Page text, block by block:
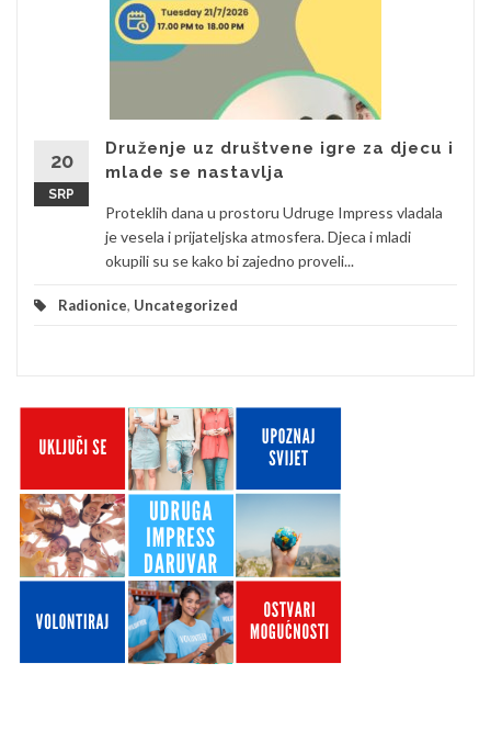
20
SRP
Druženje uz društvene igre za djecu i
mlade se nastavlja
Proteklih dana u prostoru Udruge Impress vladala
je vesela i prijateljska atmosfera. Djeca i mladi
okupili su se kako bi zajedno proveli...
Radionice, Uncategorized